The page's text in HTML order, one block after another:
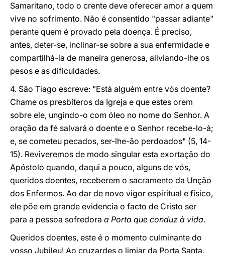
Samaritano, todo o crente deve oferecer amor a quem
vive no sofrimento. Não é consentido "passar adiante"
perante quem é provado pela doença. É preciso,
antes, deter-se, inclinar-se sobre a sua enfermidade e
compartilhá-la de maneira generosa, aliviando-lhe os
pesos e as dificuldades.
4. São Tiago escreve: "Está alguém entre vós doente?
Chame os presbíteros da Igreja e que estes orem
sobre ele, ungindo-o com óleo no nome do Senhor. A
oração da fé salvará o doente e o Senhor recebe-lo-á;
e, se cometeu pecados, ser-lhe-ão perdoados" (5, 14-
15). Reviveremos de modo singular esta exortação do
Apóstolo quando, daqui a pouco, alguns de vós,
queridos doentes, receberem o sacramento da Unção
dos Enfermos. Ao dar de novo vigor espiritual e físico,
ele põe em grande evidencia o facto de Cristo ser
para a pessoa sofredora a Porta que conduz à vida.
Queridos doentes, este é o momento culminante do
vosso Jubileu! Ao cruzardes o limiar da Porta Santa,